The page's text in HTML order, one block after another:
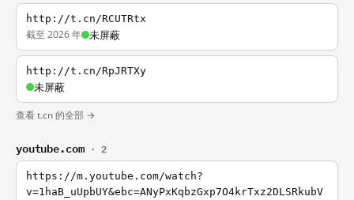
http://t.cn/RCUTRtx
截至 2026 年 未屏蔽
http://t.cn/RpJRTXy
未屏蔽
查看 t.cn 的全部 →
youtube.com · 2
https://m.youtube.com/watch?
v=1haB_uUpbUY&ebc=ANyPxKqbzGxp7O4krTxz2DLSRkubV